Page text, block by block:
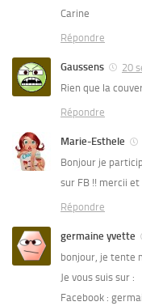
Carine
Répondre
Gaussens
20
Rien que la
Répondre
Marie-Esthele
Bonjour je
sur FB !! mercii
Répondre
germaine yvette
bonjour, je tente
Je vous suis sur :
Facebook :